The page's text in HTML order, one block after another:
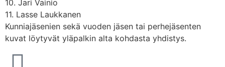
10. Jari Vainio
11. Lasse Laukkanen
Kunniajäsenien sekä vuoden jäsen tai perhejäsenten
kuvat löytyvät yläpalkin alta kohdasta yhdistys.